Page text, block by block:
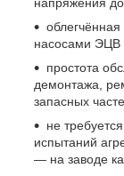
насосами ЭЦВ
простота
демонтажа,
запасных
не
испытаний
— на заводе